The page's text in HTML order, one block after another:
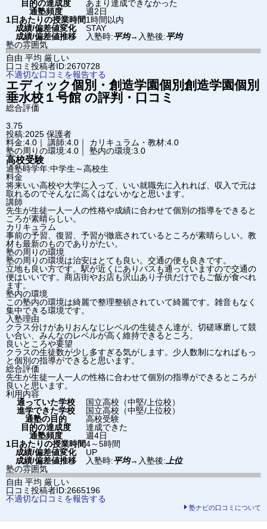
目的の達成度
あまり達成できなかった
通塾頻度
週2日
1日あたりの授業時間1時間以内
成績/偏差値変化
STAY
成績/偏差値推移
入塾時:平均→ 入塾後:平均
塾の雰囲気
自由 平均 厳しい
口コミ投稿者ID:2670728
不適切な口コミを報告する
エディック個別・創造学園個別創造学園個別
垂水校１号館 の評判・口コミ
総合評価
3.75
投稿:2025 保護者
料金:4.0｜ 講師:4.0｜ カリキュラム・教材:4.0
塾の周りの環境:4.0｜ 塾内の環境:3.0
高校受験
通塾時学年:中学生～高校生
料金
将来いい高校や大学に入って、いい就職先に入れれば、収入で元は
取れるのでそんなに高くはないかなと思います。
講師
先生が生徒一人一人の性格や成績に合わせて個別の指導をできると
ころが素晴らしい。
カリキュラム
事前の予習、復習、予習が徹底されているところが素晴らしい。教
材も最新のものでありがたい。
塾の周りの環境
塾の周りの環境は治安はとても良い。交通の便も良きです。
立地も良い方です。駅が近くにありバスも通っていますので交通の
便はいいです。商店街やお店も沢山あり子供だけでもご飯が食べれ
ます。
塾内の環境
この塾内の環境は綺麗で整理整頓されていて綺麗です。雑音もなく
集中できる環境です。
入塾理由
クラス分けがありおんなじレベルの生徒さん達が、切磋琢磨して競
い合い、みんなのレベルが高く維持できるところ。
良いところや要望
クラスの生徒数が少し多すぎる気がします。少人数制になればもっ
と個別の指導ができると思います。
総合評価
先生が生徒一人一人の性格に合わせて個別の指導ができるところが
良いと思います。
利用内容
通っていた学校
国立高校（中堅/上位校）
進学できた学校
国立高校（中堅/上位校）
通塾の目的
高校受験
目的の達成度
達成できた
通塾頻度
週4日
1日あたりの授業時間4～5時間
成績/偏差値変化
UP
成績/偏差値推移
入塾時:平均→ 入塾後: 上位
塾の雰囲気
自由 平均 厳しい
口コミ投稿者ID:2665196
不適切な口コミを報告する
塾ナビの口コミについて